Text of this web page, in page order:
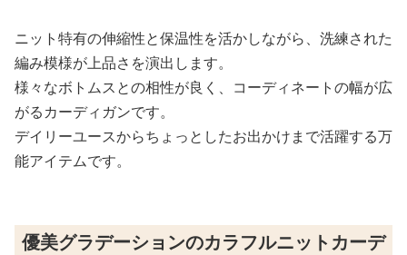
ニット特有の伸縮性と保温性を活かしながら、洗練された
編み模様が上品さを演出します。
様々なボトムスとの相性が良く、コーディネートの幅が広
がるカーディガンです。
デイリーユースからちょっとしたお出かけまで活躍する万
能アイテムです。
優美グラデーションのカラフルニットカーデ